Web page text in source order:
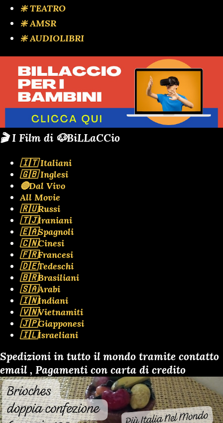
❇️ TEATRO
❇️ AMSR
❇️ AUDIOLIBRI
🎬 I Film di 🐶BiLLaCCio
🇮🇹 Italiani
🇬🇧 Inglesi
🔴Dal Vivo
All Movie
🇷🇺Russi
🇹🇯Iraniani
🇪🇦Spagnoli
🇨🇳Cinesi
🇫🇷Francesi
🇩🇪Tedeschi
🇧🇷Brasiliani
🇸🇦Arabi
🇮🇳Indiani
🇻🇳Vietnamiti
🇯🇵Giapponesi
🇮🇱Israeliani
Spedizioni in tutto il mondo tramite contatto
email , Pagamenti con carta di credito